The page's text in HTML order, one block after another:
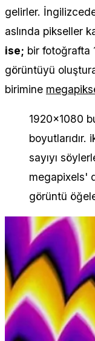
gelirler.
aslında pikseller
ise; bir fotoğrafta
görüntüyü
birimine
1920×1080
boyutlarıdır.
sayıyı
megapixels'
görüntü